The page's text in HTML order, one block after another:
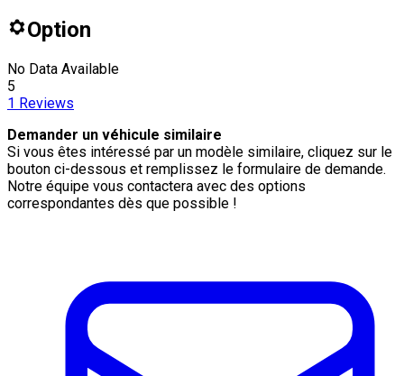
Option
No Data Available
5
1 Reviews
Demander un véhicule similaire
Si vous êtes intéressé par un modèle similaire, cliquez sur le
bouton ci-dessous et remplissez le formulaire de demande.
Notre équipe vous contactera avec des options
correspondantes dès que possible !